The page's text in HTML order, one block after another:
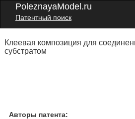
PoleznayaModel.ru
Патентный поиск
Клеевая композиция для
субстратом
Авторы патента: